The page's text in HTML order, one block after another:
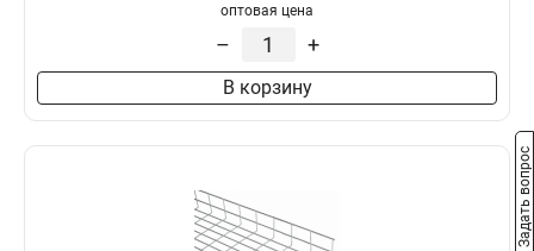
оптовая цена
– +
В корзину
Задать вопрос